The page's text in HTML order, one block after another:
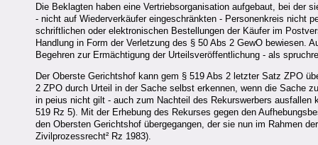
Die Beklagten haben eine Vertriebsorganisation aufgebaut, bei der
- nicht auf Wiederverkäufer eingeschränkten - Personenkreis nicht
schriftlichen oder elektronischen Bestellungen der Käufer im
Handlung in Form der Verletzung des § 50 Abs 2 GewO bewiesen.
Begehren zur Ermächtigung der Urteilsveröffentlichung - als
Der Oberste Gerichtshof kann gem § 519 Abs 2 letzter Satz ZPO
2 ZPO durch Urteil in der Sache selbst erkennen, wenn die Sache
in peius nicht gilt - auch zum Nachteil des Rekurswerbers
519 Rz 5). Mit der Erhebung des Rekurses gegen den
den Obersten Gerichtshof übergegangen, der sie nun im Rahmen
Zivilprozessrecht² Rz 1983).